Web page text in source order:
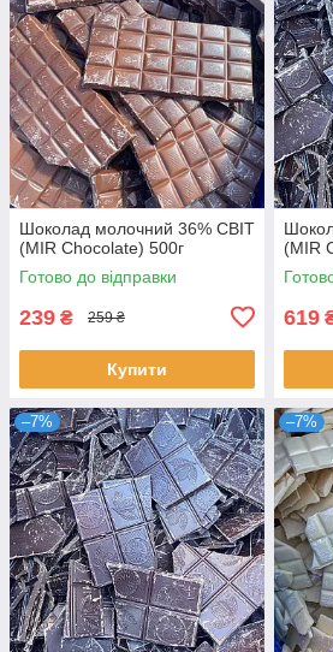
Шоколад молочний 36% СВІТ
(MIR Chocolate) 500г
Готово до відправки
239 ₴ 259 ₴
Купити
(MIR
619
–7% –7%